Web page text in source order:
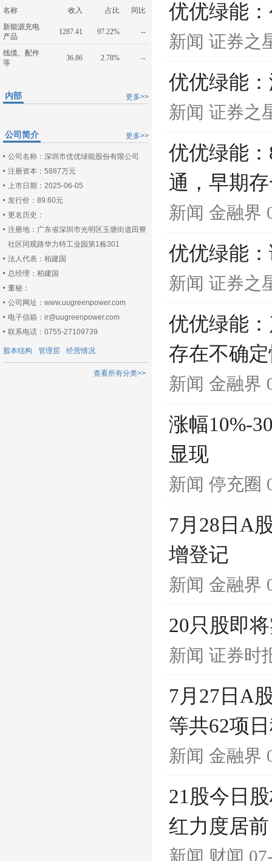
名称 收入 占比
同比
新能源充电
产品
1287.41 97.22% --
线缆、配件
等
36.86 2.78% --
更多>>
内部
更多>>
公司简介
公司名称：深圳市优优绿能股份有限公司
注册资本：5887万元
上市日期：2025-06-05
发行价：89.60元
更名历史：
注册地：广东省深圳市光明区玉塘街道田寮
社区同观路华力特工业园第1栋301
法人代表：柏建国
总经理：柏建国
董秘：
公司网址：www.uugreenpower.com
电子信箱：ir@uugreenpower.com
联系电话：0755-27109739
股本结构 管理层 经营情况
查看所有分类>>
优优绿能
新闻 证券之
优优绿能
新闻 证券之
优优绿能
通，早期
新闻 金融界
优优绿能
新闻 证券之
优优绿能
存在不确
新闻 金融界
涨幅10%-
显现
新闻 停充圈
7月28日A
增登记
新闻 金融界
20只股即
新闻 证券时
7月27日A
等共62项
新闻 金融界
21股今日
红力度居前
新闻 财闻